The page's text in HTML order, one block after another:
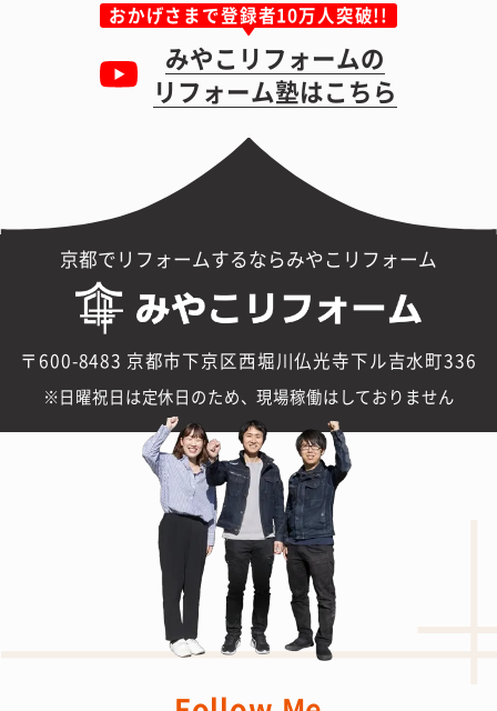
おかげさまで登録者10万人突破!!
みやこリフォームの
リフォーム塾はこちら
京都でリフォームするならみやこリフォーム
〒600-8483 京都市下京区西堀川仏光寺下ル吉水町336
日曜祝日は定休日のため、現場稼働はしておりません